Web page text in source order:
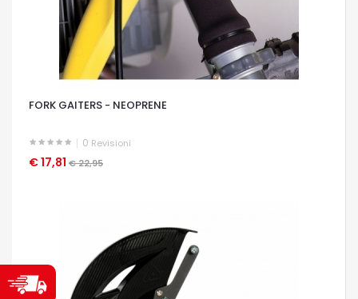
FORK GAITERS - NEOPRENE
0 Revisioni
€ 17,81 € 22,95
OCCHIATA VELOCE